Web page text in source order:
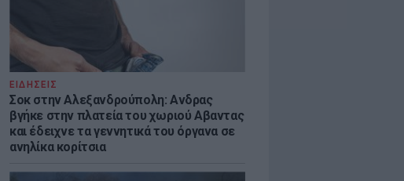
ΕΙΔΗΣΕΙΣ
Σοκ στην Αλεξανδρούπολη: Ανδρας
βγήκε στην πλατεία του χωριού Αβαντας
και έδειχνε τα γεννητικά του όργανα σε
ανηλίκα κορίτσια